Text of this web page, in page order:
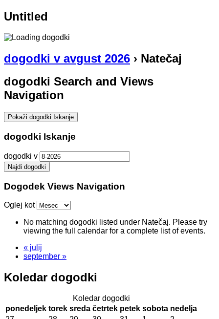
Untitled
dogodki v avgust 2026 › Natečaj
dogodki Search and Views
Navigation
Pokaži dogodki Iskanje
dogodki Iskanje
dogodki v
Dogodek Views Navigation
Oglej kot
No matching dogodki listed under Natečaj. Please try
viewing the full calendar for a complete list of events.
« julij
september »
Koledar dogodki
Koledar dogodki
ponedeljek torek sreda četrtek petek sobota nedelja